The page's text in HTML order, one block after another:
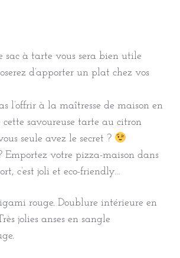
sac à tarte vous sera bien utile
d’apporter un plat chez vos
l’offrir à la maîtresse de maison en
savoureuse tarte au citron
seule avez le secret ?
Emportez votre pizza-maison dans
c’est joli et eco-friendly…
rouge. Doublure intérieure en
jolies anses en sangle